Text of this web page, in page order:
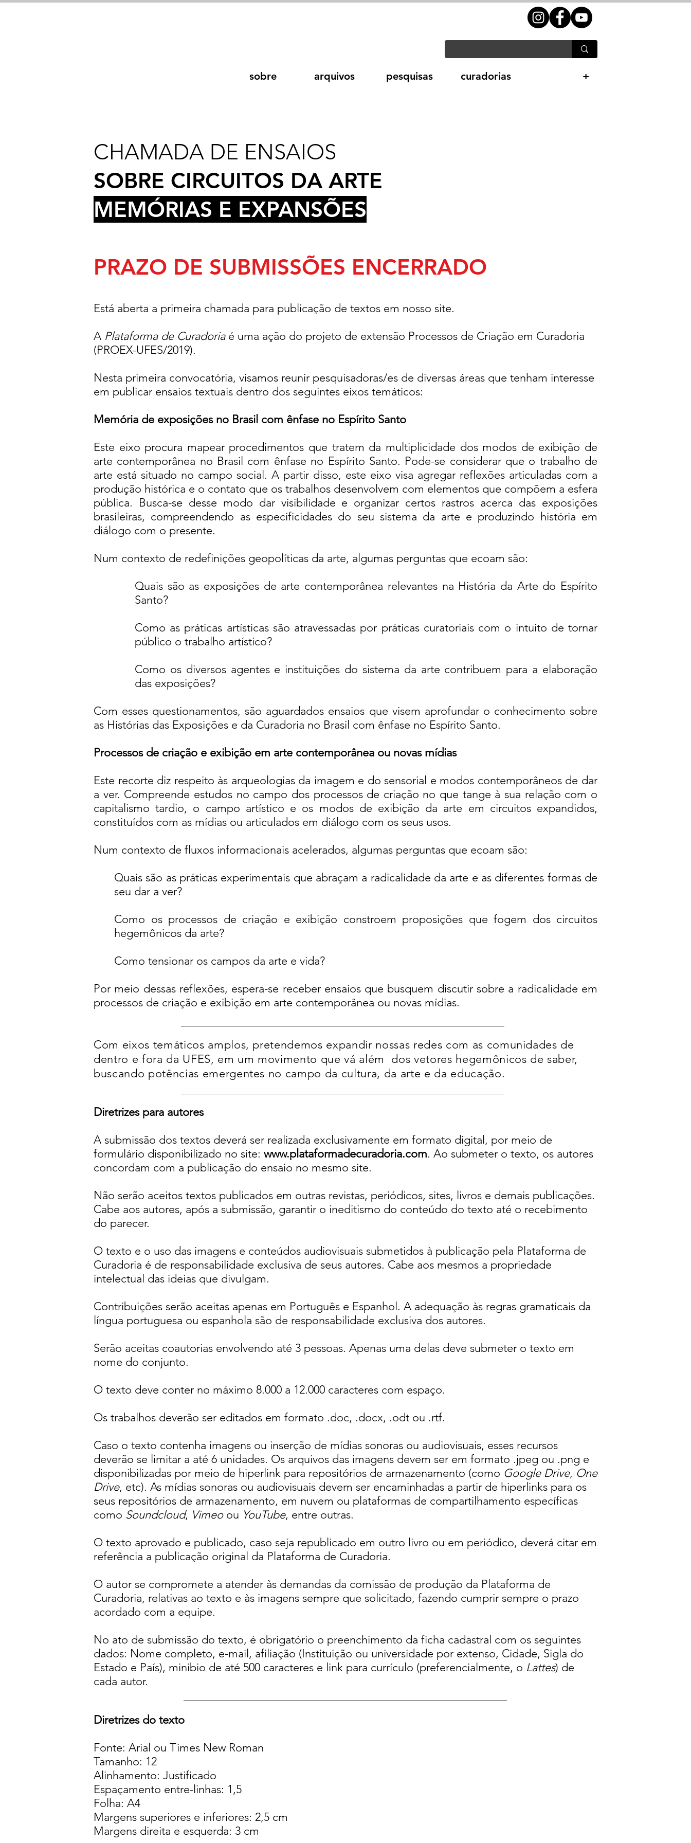
sobre arquivos pesquisas curadorias +
CHAMADA DE ENSAIOS
SOBRE CIRCUITOS DA ARTE
MEMÓRIAS E EXPANSÕES
PRAZO DE SUBMISSÕES ENCERRADO
Está aberta a primeira chamada para publicação de textos em nosso site.
A Plataforma de Curadoriaé uma ação do projeto de extensão Processos de Criação em Curadoria
(PROEX-UFES/2019).
Nesta primeira convocatória, visamos reunir pesquisadoras/es de diversas áreas que tenham interesse
em publicar ensaios textuais dentro dos seguintes eixos temáticos:
Memória de exposições no Brasil com ênfase no Espírito Santo
Este eixo procura mapear procedimentos que tratem da multiplicidade dos modos de exibição de
arte contemporânea no Brasil com ênfase no Espírito Santo. Pode-se considerar que o trabalho de
arte está situado no campo social. A partir disso, este eixo visa agregar reflexões articuladas com a
produção histórica e o contato que os trabalhos desenvolvem com elementos que compõem a esfera
pública. Busca-se desse modo dar visibilidade e organizar certos rastros acerca das exposições
brasileiras, compreendendo as especificidades do seu sistema da arte e produzindo história em
diálogo com o presente.
Num contexto de redefinições geopolíticas da arte, algumas perguntas que ecoam são:
Quais são as exposições de arte contemporânea relevantes na História da Arte do Espírito
Santo?
Como as práticas artísticas são atravessadas por práticas curatoriais com o intuito de tornar
público o trabalho artístico?
Como os diversos agentes e instituições do sistema da arte contribuem para a elaboração
das exposições?
Com esses questionamentos, são aguardados ensaios que visem aprofundar o conhecimento sobre
as Histórias das Exposições e da Curadoria no Brasil com ênfase no Espírito Santo.
Processos de criação e exibição em arte contemporânea ou novas mídias
Este recorte diz respeito às arqueologias da imagem e do sensorial e modos contemporâneos de dar
a ver. Compreende estudos no campo dos processos de criação no que tange à sua relação com o
capitalismo tardio, o campo artístico e os modos de exibição da arte em circuitos expandidos,
constituídos com as mídias ou articulados em diálogo com os seus usos.
Num contexto de fluxos informacionais acelerados, algumas perguntas que ecoam são:
Quais são as práticas experimentais que abraçam a radicalidade da arte e as diferentes formas de
seu dar a ver?
Como os processos de criação e exibição constroem proposições que fogem dos circuitos
hegemônicos da arte?
Como tensionar os campos da arte e vida?
Por meio dessas reflexões, espera-se receber ensaios que busquem discutir sobre a radicalidade em
processos de criação e exibição em arte contemporânea ou novas mídias.
Com eixos temáticos amplos, pretendemos expandir nossas redes com as comunidades de
dentro e fora da UFES, em um movimento que vá além dos vetores hegemônicos de saber,
buscando potências emergentes no campo da cultura, da arte e da educação.
Diretrizes para autores
A submissão dos textos deverá ser realizada exclusivamente em formato digital, por meio de
formulário disponibilizado no site: www.plataformadecuradoria.com. Ao submeter o texto, os autores
concordam com a publicação do ensaio no mesmo site.
Não serão aceitos textos publicados em outras revistas, periódicos, sites, livros e demais publicações.
Cabe aos autores, após a submissão, garantir o ineditismo do conteúdo do texto até o recebimento
do parecer.
O texto e o uso das imagens e conteúdos audiovisuais submetidos à publicação pela Plataforma de
Curadoria é de responsabilidade exclusiva de seus autores. Cabe aos mesmos a propriedade
intelectual das ideias que divulgam.
Contribuições serão aceitas apenas em Português e Espanhol. A adequação às regras gramaticais da
língua portuguesa ou espanhola são de responsabilidade exclusiva dos autores.
Serão aceitas coautorias envolvendo até 3 pessoas. Apenas uma delas deve submeter o texto em
nome do conjunto.
O texto deve conter no máximo 8.000 a 12.000 caracteres com espaço.
Os trabalhos deverão ser editados em formato .doc, .docx, .odt ou .rtf.
Caso o texto contenha imagens ou inserção de mídias sonoras ou audiovisuais, esses recursos
deverão se limitar a até 6 unidades. Os arquivos das imagens devem ser em formato .jpeg ou .png e
disponibilizadas por meio de hiperlink para repositórios de armazenamento (como Google Drive, One
Drive, etc). As mídias sonoras ou audiovisuais devem ser encaminhadas a partir de hiperlinks para os
seus repositórios de armazenamento, em nuvem ou plataformas de compartilhamento específicas
como Soundcloud, Vimeoou YouTube, entre outras.
O texto aprovado e publicado, caso seja republicado em outro livro ou em periódico, deverá citar em
referência a publicação original da Plataforma de Curadoria.
O autor se compromete a atender às demandas da comissão de produção da Plataforma de
Curadoria, relativas ao texto e às imagens sempre que solicitado, fazendo cumprir sempre o prazo
acordado com a equipe.
No ato de submissão do texto, é obrigatório o preenchimento da ficha cadastral com os seguintes
dados: Nome completo, e-mail, afiliação (Instituição ou universidade por extenso, Cidade, Sigla do
Estado e País), minibio de até 500 caracteres e link para currículo (preferencialmente, o Lattes) de
cada autor.
Diretrizes do texto
Fonte: Arial ou Times New Roman
Tamanho: 12
Alinhamento: Justificado
Espaçamento entre-linhas: 1,5
Folha: A4
Margens superiores e inferiores: 2,5 cm
Margens direita e esquerda: 3 cm